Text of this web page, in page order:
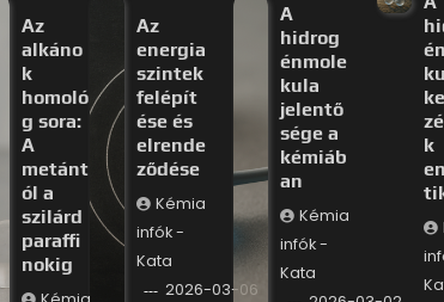
Az
alkáno
k
homoló
g sora:
A
metánt
ól a
szilárd
paraffi
nokig
Az
energia
szintek
felépít
ése és
elrende
ződése
Kémia
infók -
Kata
2026-03-06
A
hidrog
énmole
kula
jelentő
sége a
kémiáb
an
Kémia
infók -
Kata
k